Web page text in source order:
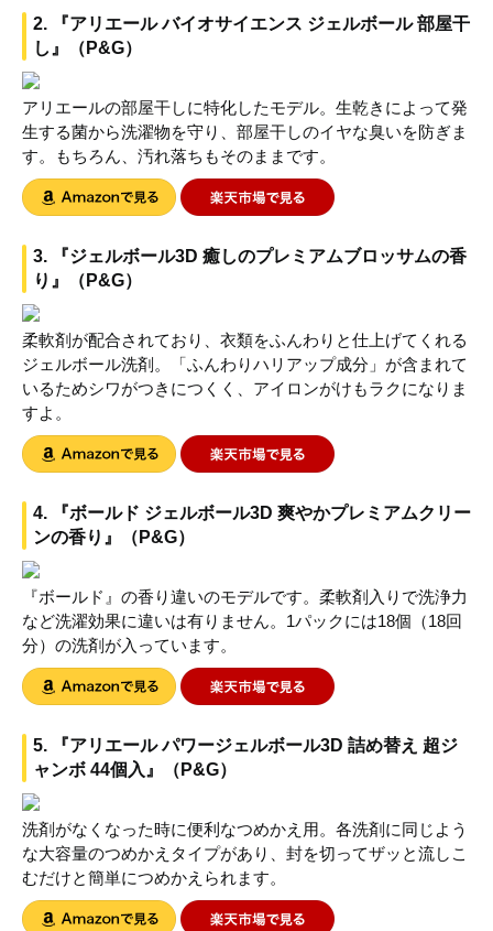
2. 『アリエール バイオサイエンス ジェルボール 部屋干
し』（P&G）
アリエールの部屋干しに特化したモデル。生乾きによって発
生する菌から洗濯物を守り、部屋干しのイヤな臭いを防ぎま
す。もちろん、汚れ落ちもそのままです。
3. 『ジェルボール3D 癒しのプレミアムブロッサムの香
り』（P&G）
柔軟剤が配合されており、衣類をふんわりと仕上げてくれる
ジェルボール洗剤。「ふんわりハリアップ成分」が含まれて
いるためシワがつきにつくく、アイロンがけもラクになりま
すよ。
4. 『ボールド ジェルボール3D 爽やかプレミアムクリー
ンの香り』（P&G）
『ボールド』の香り違いのモデルです。柔軟剤入りで洗浄力
など洗濯効果に違いは有りません。1パックには18個（18回
分）の洗剤が入っています。
5. 『アリエール パワージェルボール3D 詰め替え 超ジ
ャンボ 44個入』（P&G）
洗剤がなくなった時に便利なつめかえ用。各洗剤に同じよう
な大容量のつめかえタイプがあり、封を切ってザッと流しこ
むだけと簡単につめかえられます。